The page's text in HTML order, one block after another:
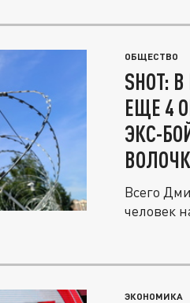
ОБЩЕСТВО
SHOT:
ЕЩЕ 4
ЭКС-
Всего
человек
ЭКОНОМИКА